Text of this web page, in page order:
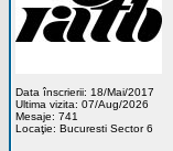
Data înscrierii: 18/Mai/2017
Ultima vizita: 07/Aug/2026
Mesaje: 741
Locaţie: Bucuresti Sector 6